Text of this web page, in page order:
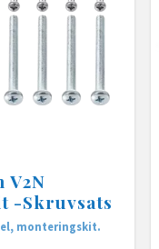
V2N
-Skruvsats
monteringskit.